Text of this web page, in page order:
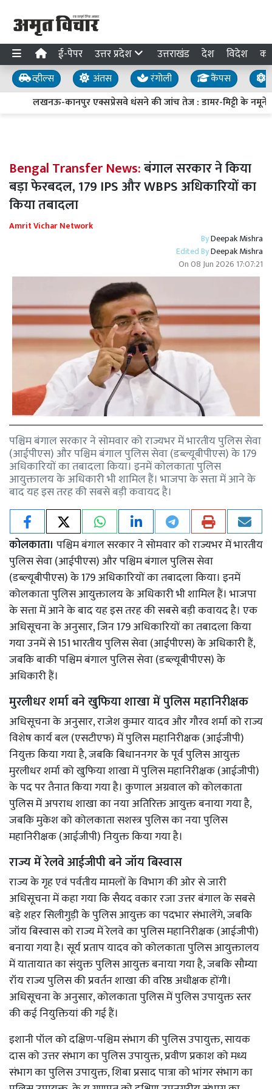
ई-पेपर उत्तर प्रदेश उत्तराखंड देश विदेश
व्हील्स अंतस रंगोली कैंपस
लखनऊ-कानपुर एक्सप्रेसवे धंसने की जांच तेज : डामर-मिट्टी के नमूने
Bengal Transfer News:बंगाल सरकार ने किया
बड़ा फेरबदल, 179 IPS और WBPS अधिकारियों का
किया तबादला
Amrit Vichar Network
ByDeepak Mishra
Edited ByDeepak Mishra
On08 Jun 2026 17:07:21
पश्चिम बंगाल सरकार ने सोमवार को राज्यभर में भारतीय पुलिस सेवा
(आईपीएस) और पश्चिम बंगाल पुलिस सेवा (डब्ल्यूबीपीएस) के 179
अधिकारियों का तबादला किया। इनमें कोलकाता पुलिस
आयुक्तालय के अधिकारी भी शामिल हैं। भाजपा के सत्ता में आने के
बाद यह इस तरह की सबसे बड़ी कवायद है।
कोलकाता। पश्चिम बंगाल सरकार ने सोमवार को राज्यभर में भारतीय
पुलिस सेवा (आईपीएस) और पश्चिम बंगाल पुलिस सेवा
(डब्ल्यूबीपीएस) के 179 अधिकारियों का तबादला किया। इनमें
कोलकाता पुलिस आयुक्तालय के अधिकारी भी शामिल हैं। भाजपा
के सत्ता में आने के बाद यह इस तरह की सबसे बड़ी कवायद है। एक
अधिसूचना के अनुसार, जिन 179 अधिकारियों का तबादला किया
गया उनमें से 151 भारतीय पुलिस सेवा (आईपीएस) के अधिकारी हैं,
जबकि बाकी पश्चिम बंगाल पुलिस सेवा (डब्ल्यूबीपीएस) के
अधिकारी हैं।
मुरलीधर शर्मा बने खुफिया शाखा में पुलिस महानिरीक्षक
अधिसूचना के अनुसार, राजेश कुमार यादव और गौरव शर्मा को राज्य
विशेष कार्य बल (एसटीएफ) में पुलिस महानिरीक्षक (आईजीपी)
नियुक्त किया गया है, जबकि बिधाननगर के पूर्व पुलिस आयुक्त
मुरलीधर शर्मा को खुफिया शाखा में पुलिस महानिरीक्षक (आईजीपी)
के पद पर तैनात किया गया है। कुणाल अग्रवाल को कोलकाता
पुलिस में अपराध शाखा का नया अतिरिक्त आयुक्त बनाया गया है,
जबकि मुकेश को कोलकाता सशस्त्र पुलिस का नया पुलिस
महानिरीक्षक (आईजीपी) नियुक्त किया गया है।
राज्य में रेलवे आईजीपी बने जॉय बिस्वास
राज्य के गृह एवं पर्वतीय मामलों के विभाग की ओर से जारी
अधिसूचना में कहा गया कि सैयद वकार रजा उत्तर बंगाल के सबसे
बड़े शहर सिलीगुड़ी के पुलिस आयुक्त का पदभार संभालेंगे, जबकि
जॉय बिस्वास को राज्य में रेलवे का पुलिस महानिरीक्षक (आईजीपी)
बनाया गया है। सूर्य प्रताप यादव को कोलकाता पुलिस आयुक्तालय
में यातायात का संयुक्त पुलिस आयुक्त बनाया गया है, जबकि सौम्या
रॉय राज्य पुलिस की प्रवर्तन शाखा की वरिष्ठ अधीक्षक होंगी।
अधिसूचना के अनुसार, कोलकाता पुलिस में पुलिस उपायुक्त स्तर
की कई नियुक्तियां की गई हैं।
इशानी पॉल को दक्षिण-पश्चिम संभाग की पुलिस उपायुक्त, सायक
दास को उत्तर संभाग का पुलिस उपायुक्त, प्रवीण प्रकाश को मध्य
संभाग का पुलिस उपायुक्त, शिबा प्रसाद पात्रा को भांगर संभाग का